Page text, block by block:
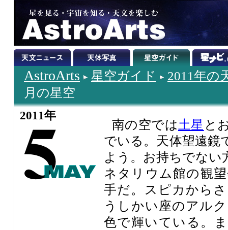
AstroArts 星空ガイド
2011年の
月の星空
2011年
南の空では土星 と
でいる。天体望遠鏡
よう。お持ちでない
ネタリウム館の観
手だ。スピカから
うしかい座のアル
色で輝いている。